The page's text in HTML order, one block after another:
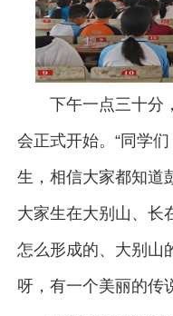
下午一点三十分
会正式开始。“同学
生，相信大家都知道
大家生在大别山、长
怎么形成的、大别山
呀，有一个美丽的传